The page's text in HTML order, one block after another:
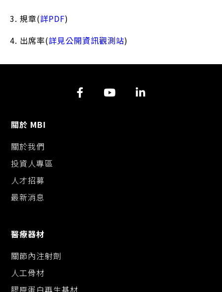
3. 規章(詳PDF)
4. 出席率(詳見公開資訊觀測站)
關於 MBI
關於我們
投資人專區
人才招募
最新消息
醫療器材
關節內注射劑
人工骨材
膠原蛋白再生基材